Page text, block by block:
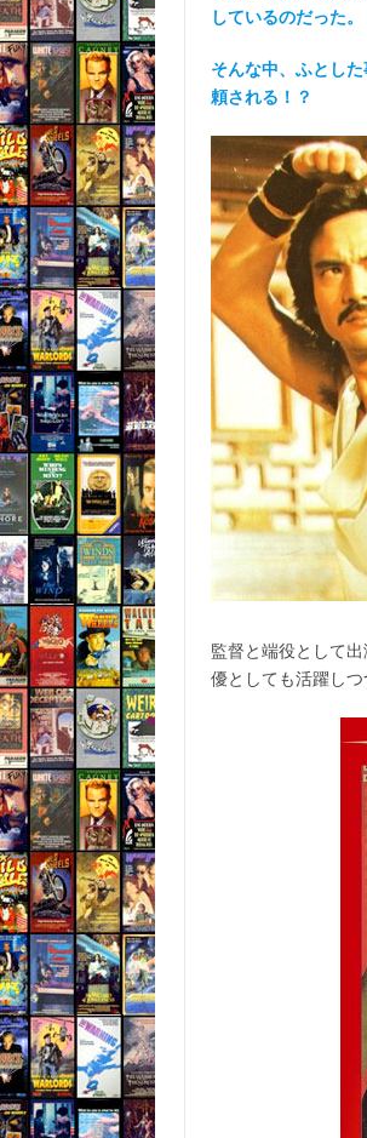
しているのだった。
そんな中、ふとし
頼される！？
監督と端役として
優としても活躍しつ